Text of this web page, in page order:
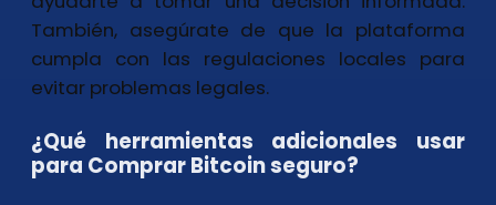
También, asegúrate de que la plataforma
cumpla con las regulaciones locales para
evitar problemas legales.
¿Qué herramientas adicionales usar
para Comprar Bitcoin seguro?